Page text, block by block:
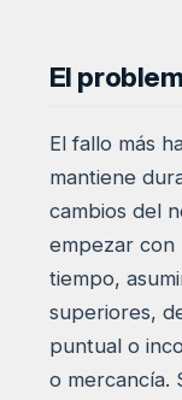
El
El fallo más
mantiene
cambios del
empezar con
tiempo,
superiores,
puntual o
o mercancía.